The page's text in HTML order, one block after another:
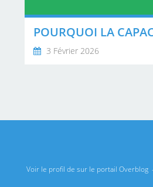
3 Février 2026
Voir le profil de sur le portail Overblog